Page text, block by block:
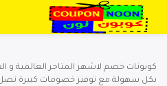
كوبونات خصم لاشهر المتاجر العالمية و